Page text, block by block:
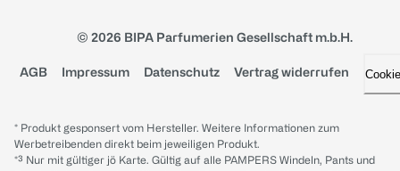
© 2026 BIPA Parfumerien Gesellschaft m.b.H.
AGB Impressum Datenschutz Vertrag widerrufen
* Produkt gesponsert vom Hersteller. Weitere Informationen zum
Werbetreibenden direkt beim jeweiligen Produkt.
*³ Nur mit gültiger jö Karte. Gültig auf alle PAMPERS Windeln, Pants und